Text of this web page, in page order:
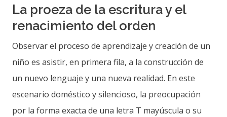
La proeza de la escritura y el
renacimiento del orden
Observar el proceso de aprendizaje y creación de un
niño es asistir, en primera fila, a la construcción de
un nuevo lenguaje y una nueva realidad. En este
escenario doméstico y silencioso, la preocupación
por la forma exacta de una letra T mayúscula o su